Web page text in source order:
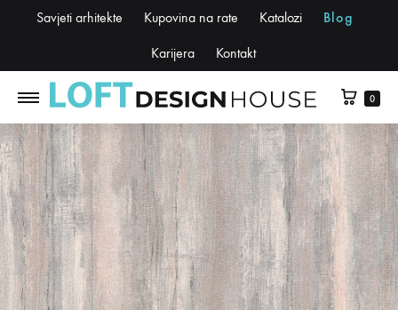
Savjeti arhitekte Kupovina na rate Katalozi Blog
Karijera Kontakt
0